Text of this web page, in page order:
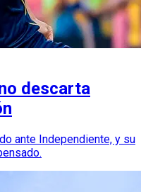
descarta
ante Independiente, y su